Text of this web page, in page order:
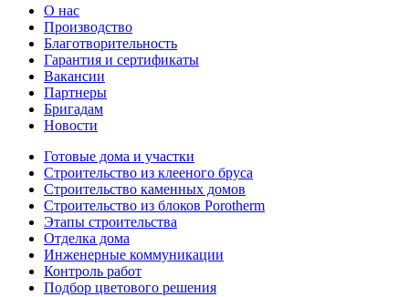
О нас
Производство
Благотворительность
Гарантия и сертификаты
Вакансии
Партнеры
Бригадам
Новости
Готовые дома и участки
Строительство из клееного бруса
Строительство каменных домов
Строительство из блоков Porotherm
Этапы строительства
Отделка дома
Инженерные коммуникации
Контроль работ
Подбор цветового решения